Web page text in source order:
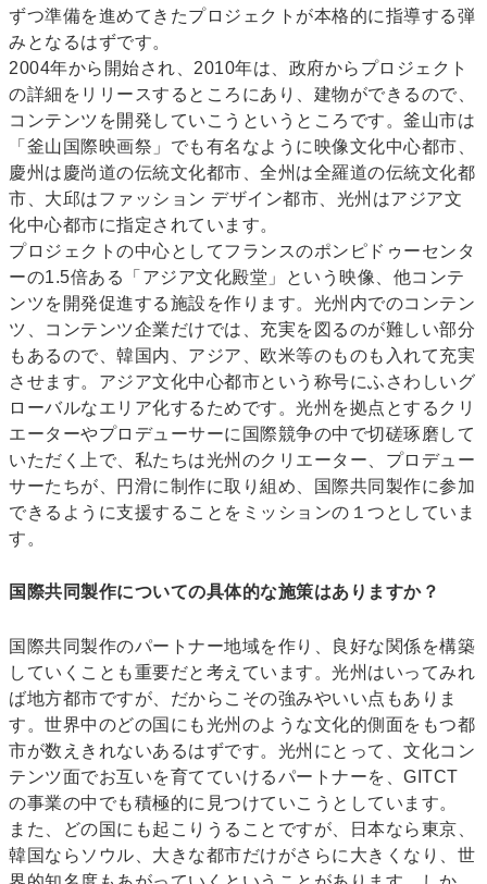
ずつ準備を進めてきたプロジェクトが本格的に指導する弾
みとなるはずです。
2004年から開始され、2010年は、政府からプロジェクト
の詳細をリリースするところにあり、建物ができるので、
コンテンツを開発していこうというところです。釜山市は
「釜山国際映画祭」でも有名なように映像文化中心都市、
慶州は慶尚道の伝統文化都市、全州は全羅道の伝統文化都
市、大邱はファッション デザイン都市、光州はアジア文
化中心都市に指定されています。
プロジェクトの中心としてフランスのポンピドゥーセンタ
ーの1.5倍ある「アジア文化殿堂」という映像、他コンテ
ンツを開発促進する施設を作ります。光州内でのコンテン
ツ、コンテンツ企業だけでは、充実を図るのが難しい部分
もあるので、韓国内、アジア、欧米等のものも入れて充実
させます。アジア文化中心都市という称号にふさわしいグ
ローバルなエリア化するためです。光州を拠点とするクリ
エーターやプロデューサーに国際競争の中で切磋琢磨して
いただく上で、私たちは光州のクリエーター、プロデュー
サーたちが、円滑に制作に取り組め、国際共同製作に参加
できるように支援することをミッションの１つとしていま
す。
国際共同製作についての具体的な施策はありますか？
国際共同製作のパートナー地域を作り、良好な関係を構築
していくことも重要だと考えています。光州はいってみれ
ば地方都市ですが、だからこその強みやいい点もありま
す。世界中のどの国にも光州のような文化的側面をもつ都
市が数えきれないあるはずです。光州にとって、文化コン
テンツ面でお互いを育てていけるパートナーを、GITCT
の事業の中でも積極的に見つけていこうとしています。
また、どの国にも起こりうることですが、日本なら東京、
韓国ならソウル、大きな都市だけがさらに大きくなり、世